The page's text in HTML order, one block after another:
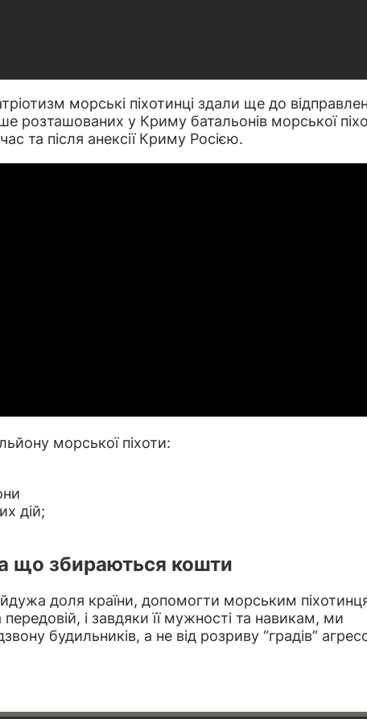
морські піхотинці здали ще до
розташованих у Криму батальонів морської
та після анексії Криму Росією.
морської піхоти:
дій;
що збираються кошти
доля країни, допомогти морським
і завдяки її мужності та навикам, ми
будильників, а не від розриву “градів”